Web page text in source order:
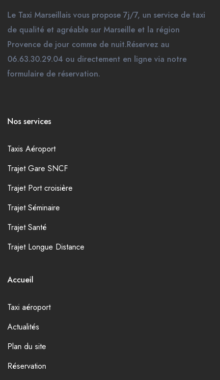
Le Taxi Marseillais vous propose 7j/7, un service de taxi
de qualité et agréable sur Marseille et la région
Provence de jour comme de nuit.Réservez au
06.63.30.29.04 ou directement en ligne via notre
formulaire de réservation.
Nos services
Taxis Aéroport
Trajet Gare SNCF
Trajet Port croisière
Trajet Séminaire
Trajet Santé
Trajet Longue Distance
Accueil
Taxi aéroport
Actualités
Plan du site
Réservation